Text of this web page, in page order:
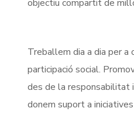
objectiu compartit de
Treballem dia a dia per a
participació social.
des de la responsabilitat
donem suport a